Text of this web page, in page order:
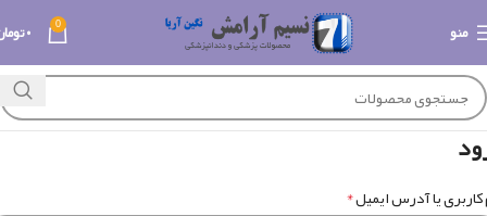
منو 0 ۰
کاربری یا آدرس ایمیل*